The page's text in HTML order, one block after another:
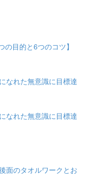
目的と6つのコツ】
なれた無意識に目標達
なれた無意識に目標達
面のタオルワークとお